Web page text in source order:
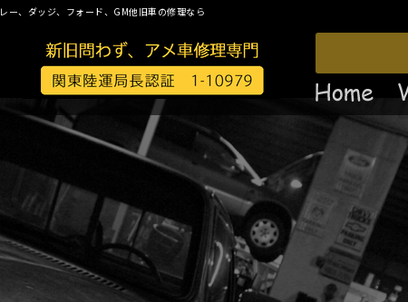
、ダッジ、フォード、GM他旧車の修理なら